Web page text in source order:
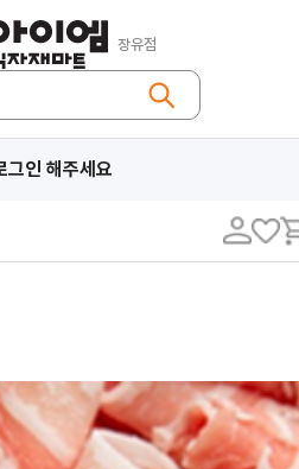
장유점
그인 해주세요